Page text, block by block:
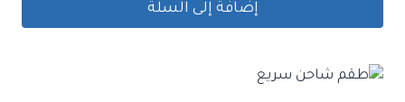
إضافة إلى السلة